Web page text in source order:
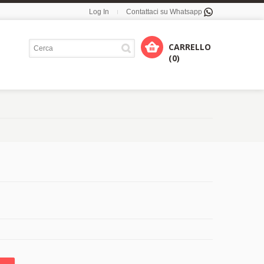
Log In Contattaci su Whatsapp
CARRELLO
(0)